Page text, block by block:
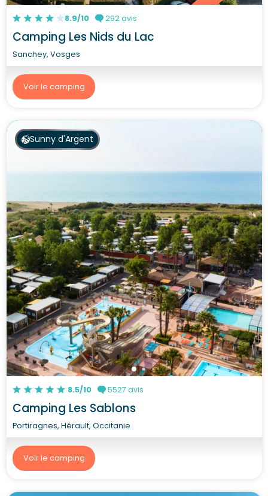
8.9/10 292 avis
Camping Les Nids du Lac
Sanchey, Vosges
Voir le camping
Sunny d'Argent
8.5/10 5527 avis
Camping Les Sablons
Portiragnes, Hérault, Occitanie
Voir le camping